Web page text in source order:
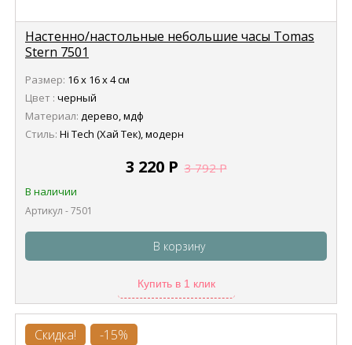
Настенно/настольные небольшие часы Tomas
Stern 7501
Размер: 16 х 16 х 4 см
Цвет : черный
Материал: дерево, мдф
Стиль: Hi Tech (Хай Тек), модерн
3 220 Р 3 792Р
В наличии
Артикул - 7501
В корзину
Купить в 1 клик
Скидка! -15%